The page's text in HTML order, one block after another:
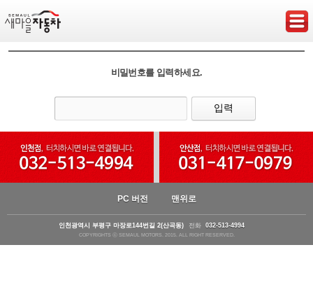
비밀번호를 입력하세요.
PC 버전 맨위로
인천광역시 부평구 마장로144번길 2(산곡동) 전화 032-513-4994
COPYRIGHTS ⓒ SEMAUL MOTORS. 2015. ALL RIGHT RESERVED.